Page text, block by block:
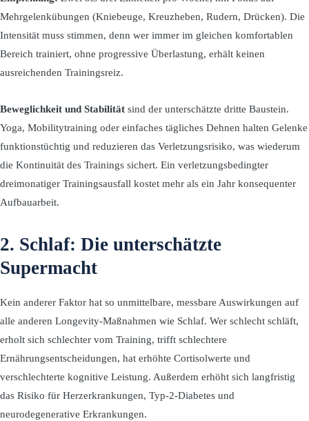
Mehrgelenkübungen (Kniebeuge, Kreuzheben, Rudern, Drücken). Die
Intensität muss stimmen, denn wer immer im gleichen komfortablen
Bereich trainiert, ohne progressive Überlastung, erhält keinen
ausreichenden Trainingsreiz.
Beweglichkeit und Stabilität sind der unterschätzte dritte Baustein.
Yoga, Mobilitytraining oder einfaches tägliches Dehnen halten Gelenke
funktionstüchtig und reduzieren das Verletzungsrisiko, was wiederum
die Kontinuität des Trainings sichert. Ein verletzungsbedingter
dreimonatiger Trainingsausfall kostet mehr als ein Jahr konsequenter
Aufbauarbeit.
2. Schlaf: Die unterschätzte
Supermacht
Kein anderer Faktor hat so unmittelbare, messbare Auswirkungen auf
alle anderen Longevity-Maßnahmen wie Schlaf. Wer schlecht schläft,
erholt sich schlechter vom Training, trifft schlechtere
Ernährungsentscheidungen, hat erhöhte Cortisolwerte und
verschlechterte kognitive Leistung. Außerdem erhöht sich langfristig
das Risiko für Herzerkrankungen, Typ-2-Diabetes und
neurodegenerative Erkrankungen.